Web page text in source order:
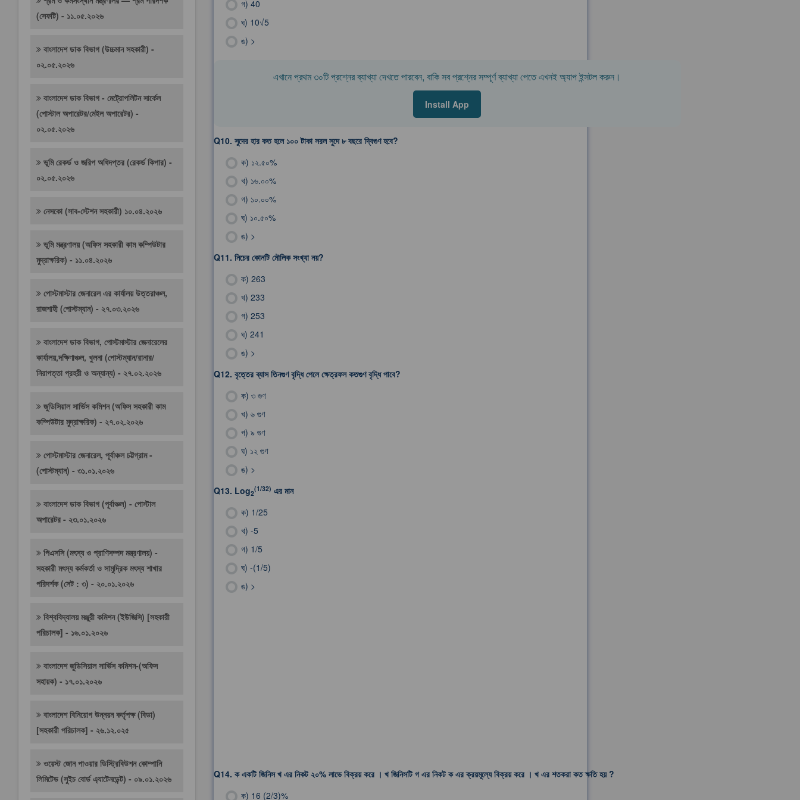
(সেফটি) - ১১.০৫.২০২৬
বাংলাদেশ ডাক বিভাগ (উচ্চমান সহকারী) -
০২.০৫.২০২৬
বাংলাদেশ ডাক বিভাগ - মেট্রোপলিটন সার্কেল
(পোস্টাল অপারেটর/মেইল অপারেটর) -
০২.০৫.২০২৬
ভূমি রেকর্ড ও জরিপ অধিদপ্তর (রেকর্ড কিপার) -
০২.০৫.২০২৬
নেসকো (সাব-স্টেশন সহকারী) ১০.০৪.২০২৬
ভূমি মন্ত্রণালয় (অফিস সহকারী কাম কম্পিউটার
মুদ্রাক্ষরিক) - ১১.০৪.২০২৬
পোস্টমাস্টার জেনারেল এর কার্যালয় উত্তরাঞ্চল,
রাজশাহী (পোস্টম্যান) - ২৭.০৩.২০২৬
বাংলাদেশ ডাক বিভাগ, পোস্টমাস্টার জেনারেলের
কার্যালয়,দক্ষিণাঞ্চল, খুলনা (পোস্টম্যান/রানার/
নিরাপত্তা প্রহরী ও অন্যান্য) - ২৭.০২.২০২৬
জুডিসিয়াল সার্ভিস কমিশন (অফিস সহকারী কাম
কম্পিউটার মুদ্রাক্ষরিক) - ২৭.০২.২০২৬
পোস্টমাস্টার জেনারেল, পূর্বাঞ্চল চট্টগ্রাম -
(পোস্টম্যান) - ৩১.০১.২০২৬
বাংলাদেশ ডাক বিভাগ (পূর্বাঞ্চল) - পোস্টাল
অপারেটর - ২৩.০১.২০২৬
পিএসসি (মৎস্য ও প্রাণিসম্পদ মন্ত্রণালয়) -
সহকারী মৎস্য কর্মকর্তা ও সামুদ্রিক মৎস্য শাখার
পরিদর্শক (সেট : ৩) - ২০.০১.২০২৬
বিশ্ববিদ্যালয় মঞ্জুরী কমিশন (ইউজিসি) [সহকারী
পরিচালক] - ১৬.০১.২০২৬
বাংলাদেশ জুডিসিয়াল সার্ভিস কমিশন-(অফিস
সহায়ক) - ১৭.০১.২০২৬
বাংলাদেশ বিনিয়োগ উন্নয়ন কর্তৃপক্ষ (বিডা)
[সহকারী পরিচালক] - ২৬.১২.০২৫
ওয়েস্ট জোন পাওয়ার ডিস্ট্রিবিউশন কোম্পানি
লিমিটেড (সুইচ বোর্ড এ্যাটেনডেন্ট) - ০৯.০১.২০২৬
গ) 40
ঘ) 10√5
ঙ) >
এখানে প্রথম ৩০টি প্রশ্নের ব্যাখ্যা দেখতে পারবেন, বাকি সব প্রশ্নের সম্পূর্ণ ব্যাখ্যা পেতে এখনই অ্যাপ ইন্সটল করুন।
Install App
Q10. সুদের হার কত হলে ১০০ টাকা সরল সুদে ৮ বছরে দ্বিগুণ হবে?
ক) ১২.৫০%
খ) ১৬.০০%
গ) ১০.০০%
ঘ) ১০.৫০%
ঙ) >
Q11. নিচের কোনটি মৌলিক সংখ্যা নয়?
ক) 263
খ) 233
গ) 253
ঘ) 241
ঙ) >
Q12. বৃত্তের ব্যাস তিনগুণ বৃদ্ধি পেলে ক্ষেত্রফল কতগুণ বৃদ্ধি পাবে?
ক) ৩ গুণ
খ) ৬ গুণ
গ) ৯ গুণ
ঘ) ১২ গুণ
ঙ) >
Q13. Log2
(1/32) এর মান
ক) 1/25
খ) -5
গ) 1/5
ঘ) -(1/5)
ঙ) >
Q14. ক একটি জিনিস খ এর নিকট ২০% লাভে বিক্রয় করে । খ জিনিসটি গ এর নিকট ক এর ক্রয়মূল্যে বিক্রয় করে । খ এর শতকরা কত ক্ষতি হয় ?
ক) 16 (2/3)%